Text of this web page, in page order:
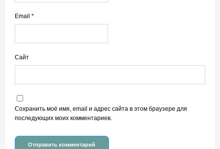
Email *
Сайт
Сохранить моё имя, email и адрес сайта в этом браузере для
последующих моих комментариев.